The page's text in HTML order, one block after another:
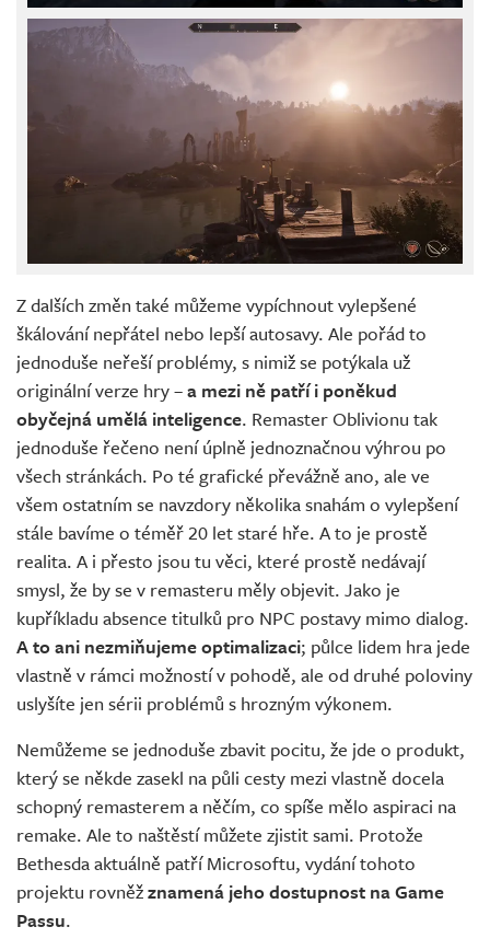
Z dalších změn také můžeme vypíchnout vylepšené
škálování nepřátel nebo lepší autosavy. Ale pořád to
jednoduše neřeší problémy, s nimiž se potýkala už
originální verze hry –a mezi ně patří i poněkud
obyčejná umělá inteligence. Remaster Oblivionu tak
jednoduše řečeno není úplně jednoznačnou výhrou po
všech stránkách. Po té grafické převážně ano, ale ve
všem ostatním se navzdory několika snahám o vylepšení
stále bavíme o téměř 20 let staré hře. A to je prostě
realita. A i přesto jsou tu věci, které prostě nedávají
smysl, že by se v remasteru měly objevit. Jako je
kupříkladu absence titulků pro NPC postavy mimo dialog.
A to ani nezmiňujeme optimalizaci; půlce lidem hra jede
vlastně v rámci možností v pohodě, ale od druhé poloviny
uslyšíte jen sérii problémů s hrozným výkonem.
Nemůžeme se jednoduše zbavit pocitu, že jde o produkt,
který se někde zasekl na půli cesty mezi vlastně docela
schopný remasterem a něčím, co spíše mělo aspiraci na
remake. Ale to naštěstí můžete zjistit sami. Protože
Bethesda aktuálně patří Microsoftu, vydání tohoto
projektu rovněžznamená jeho dostupnost na Game
Passu.